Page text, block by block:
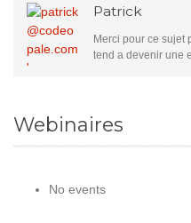
Patrick
Merci pour ce sujet
tend a devenir une
Webinaires
No events